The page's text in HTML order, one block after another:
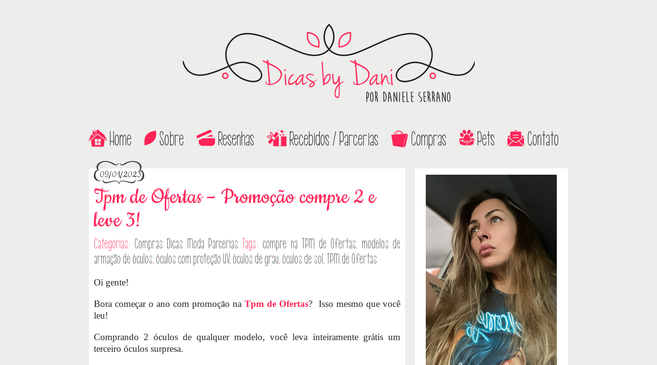
Home Sobre Resenhas Recebidos / Parcerias Compras Pets Contato
09/01/2023
Tpm de Ofertas – Promoção compre 2 e
leve 3!
Categorias: Compras Dicas Moda Parcerias Tags: compre na TPM de Ofertas, modelos de
armação de óculos, óculos com proteção UV, óculos de grau, óculos de sol, TPM de Ofertas
Oi gente!
Bora começar o ano com promoção naTpm de Ofertas? Isso mesmo que você
leu!
Comprando 2 óculos de qualquer modelo, você leva inteiramente grátis um
terceiro óculos surpresa.